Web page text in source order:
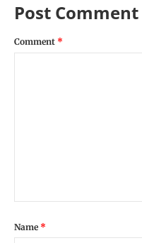
Post Comment
Comment *
Name *